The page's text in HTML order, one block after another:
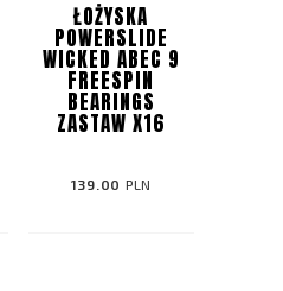
ŁOŻYSKA
POWERSLIDE
WICKED ABEC 9
FREESPIN
BEARINGS
ZASTAW X16
139.00 PLN